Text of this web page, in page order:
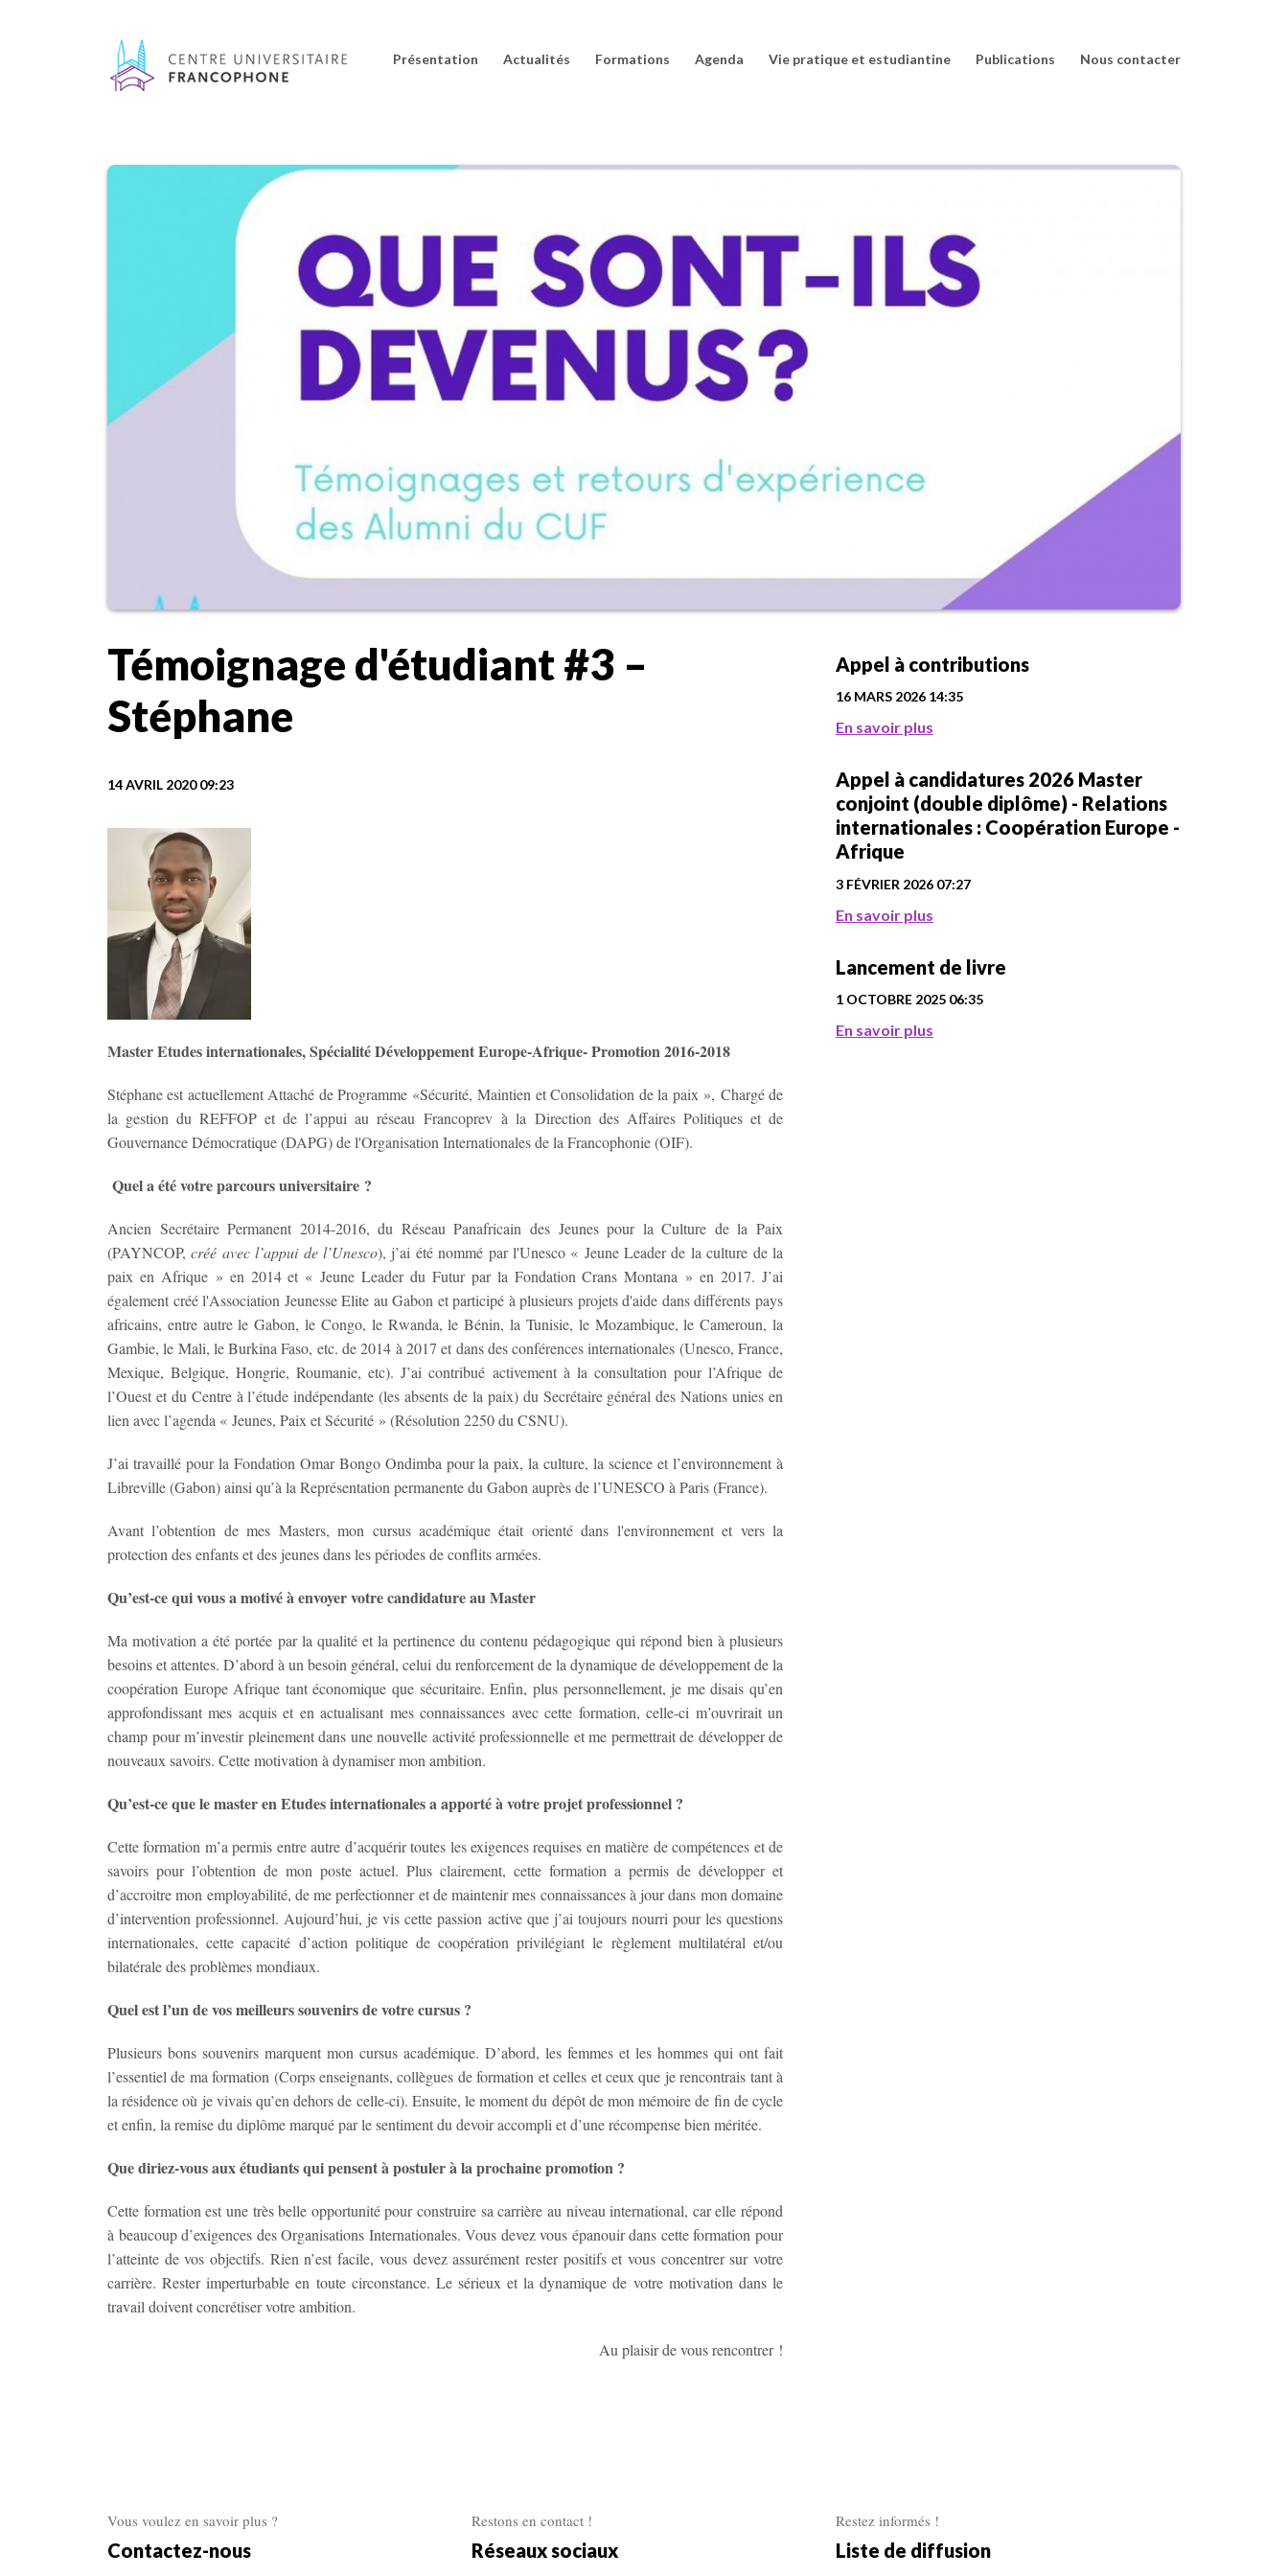
Présentation Actualités Formations Agenda Vie pratique et estudiantine Publications Nous contacter
Témoignage d'étudiant #3 –
Stéphane
14 AVRIL 2020 09:23
Master Etudes internationales, Spécialité Développement Europe-Afrique- Promotion 2016-2018
Stéphane est actuellement Attaché de Programme «Sécurité, Maintien et Consolidation de la paix », Chargé de
la gestion du REFFOP et de l’appui au réseau Francoprev à la Direction des Affaires Politiques et de
Gouvernance Démocratique (DAPG) de l'Organisation Internationales de la Francophonie (OIF).
Quel a été votre parcours universitaire ?
Ancien Secrétaire Permanent 2014-2016, du Réseau Panafricain des Jeunes pour la Culture de la Paix
(PAYNCOP,créé avec l’appui de l’Unesco), j’ai été nommé par l'Unesco « Jeune Leader de la culture de la
paix en Afrique » en 2014 et « Jeune Leader du Futur par la Fondation Crans Montana » en 2017. J’ai
également créé l'Association Jeunesse Elite au Gabon et participé à plusieurs projets d'aide dans différents pays
africains, entre autre le Gabon, le Congo, le Rwanda, le Bénin, la Tunisie, le Mozambique, le Cameroun, la
Gambie, le Mali, le Burkina Faso, etc. de 2014 à 2017 et dans des conférences internationales (Unesco, France,
Mexique, Belgique, Hongrie, Roumanie, etc). J’ai contribué activement à la consultation pour l’Afrique de
l’Ouest et du Centre à l’étude indépendante (les absents de la paix) du Secrétaire général des Nations unies en
lien avec l’agenda « Jeunes, Paix et Sécurité » (Résolution 2250 du CSNU).
J’ai travaillé pour la Fondation Omar Bongo Ondimba pour la paix, la culture, la science et l’environnement à
Libreville (Gabon) ainsi qu’à la Représentation permanente du Gabon auprès de l’UNESCO à Paris (France).
Avant l’obtention de mes Masters, mon cursus académique était orienté dans l'environnement et vers la
protection des enfants et des jeunes dans les périodes de conflits armées.
Qu’est-ce qui vous a motivé à envoyer votre candidature au Master
Ma motivation a été portée par la qualité et la pertinence du contenu pédagogique qui répond bien à plusieurs
besoins et attentes. D’abord à un besoin général, celui du renforcement de la dynamique de développement de la
coopération Europe Afrique tant économique que sécuritaire. Enfin, plus personnellement, je me disais qu’en
approfondissant mes acquis et en actualisant mes connaissances avec cette formation, celle-ci m’ouvrirait un
champ pour m’investir pleinement dans une nouvelle activité professionnelle et me permettrait de développer de
nouveaux savoirs. Cette motivation à dynamiser mon ambition.
Qu’est-ce que le master en Etudes internationales a apporté à votre projet professionnel ?
Cette formation m’a permis entre autre d’acquérir toutes les exigences requises en matière de compétences et de
savoirs pour l’obtention de mon poste actuel. Plus clairement, cette formation a permis de développer et
d’accroitre mon employabilité, de me perfectionner et de maintenir mes connaissances à jour dans mon domaine
d’intervention professionnel. Aujourd’hui, je vis cette passion active que j’ai toujours nourri pour les questions
internationales, cette capacité d’action politique de coopération privilégiant le règlement multilatéral et/ou
bilatérale des problèmes mondiaux.
Quel est l’un de vos meilleurs souvenirs de votre cursus ?
Plusieurs bons souvenirs marquent mon cursus académique. D’abord, les femmes et les hommes qui ont fait
l’essentiel de ma formation (Corps enseignants, collègues de formation et celles et ceux que je rencontrais tant à
la résidence où je vivais qu’en dehors de celle-ci). Ensuite, le moment du dépôt de mon mémoire de fin de cycle
et enfin, la remise du diplôme marqué par le sentiment du devoir accompli et d’une récompense bien méritée.
Que diriez-vous aux étudiants qui pensent à postuler à la prochaine promotion ?
Cette formation est une très belle opportunité pour construire sa carrière au niveau international, car elle répond
à beaucoup d’exigences des Organisations Internationales. Vous devez vous épanouir dans cette formation pour
l’atteinte de vos objectifs. Rien n’est facile, vous devez assurément rester positifs et vous concentrer sur votre
carrière. Rester imperturbable en toute circonstance. Le sérieux et la dynamique de votre motivation dans le
travail doivent concrétiser votre ambition.
Au plaisir de vous rencontrer !
Appel à contributions
16 MARS 2026 14:35
En savoir plus
Appel à candidatures 2026 Master
conjoint (double diplôme) - Relations
internationales : Coopération Europe -
Afrique
3 FÉVRIER 2026 07:27
En savoir plus
Lancement de livre
1 OCTOBRE 2025 06:35
En savoir plus
Vous voulez en savoir plus ?
Contactez-nous
Restons en contact !
Réseaux sociaux
Restez informés !
Liste de diffusion